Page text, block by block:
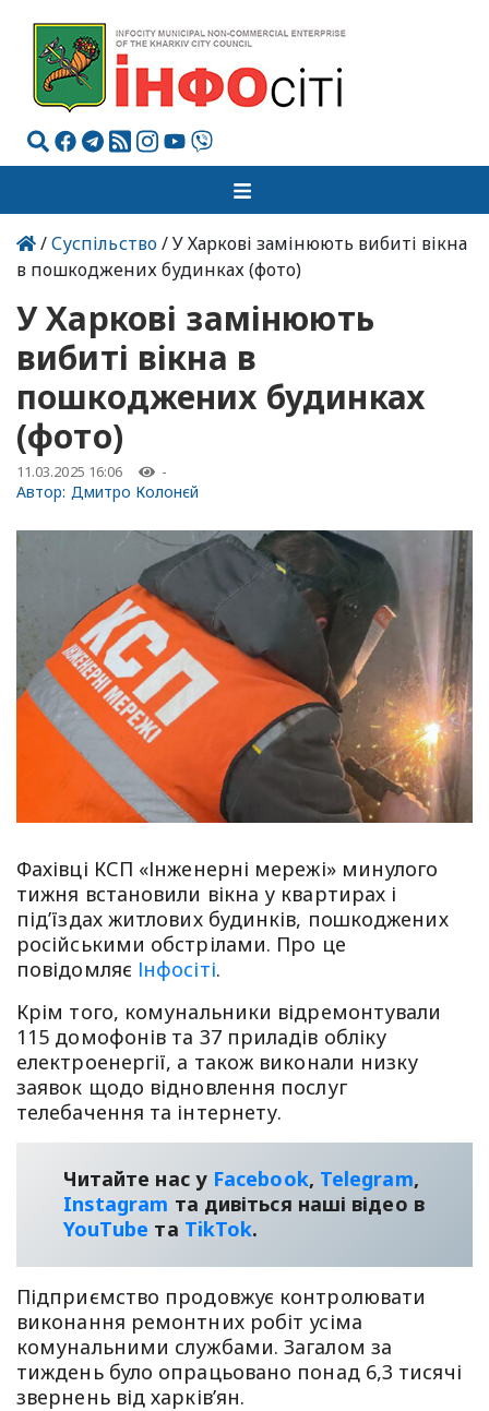
/Суспільство/ У Харкові замінюють вибиті вікна
в пошкоджених будинках (фото)
У Харкові замінюють
вибиті вікна в
пошкоджених будинках
(фото)
11.03.2025 16:06 -
Автор: Дмитро Колонєй
Фахівці КСП «Інженерні мережі» минулого
тижня встановили вікна у квартирах і
під’їздах житлових будинків, пошкоджених
російськими обстрілами. Про це
повідомляє Інфосіті.
Крім того, комунальники відремонтували
115 домофонів та 37 приладів обліку
електроенергії, а також виконали низку
заявок щодо відновлення послуг
телебачення та інтернету.
Читайте нас у Facebook, Telegram,
Instagram та дивіться наші відео в
YouТube та TikTok.
Підприємство продовжує контролювати
виконання ремонтних робіт усіма
комунальними службами. Загалом за
тиждень було опрацьовано понад 6,3 тисячі
звернень від харків’ян.